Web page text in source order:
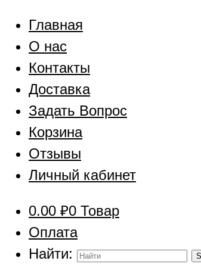
Главная
О нас
Контакты
Доставка
Задать Вопрос
Корзина
Отзывы
Личный кабинет
0.00 ₽0 Товар
Оплата
Найти: